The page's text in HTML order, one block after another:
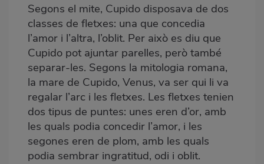
Segons el mite, Cupido disposava de dos
classes de fletxes: una que concedia
l’amor i l’altra, l’oblit. Per això es diu que
Cupido pot ajuntar parelles, però també
separar-les. Segons la mitologia romana,
la mare de Cupido, Venus, va ser qui li va
regalar l’arc i les fletxes. Les fletxes tenien
dos tipus de puntes: unes eren d’or, amb
les quals podia concedir l’amor, i les
segones eren de plom, amb les quals
podia sembrar ingratitud, odi i oblit.